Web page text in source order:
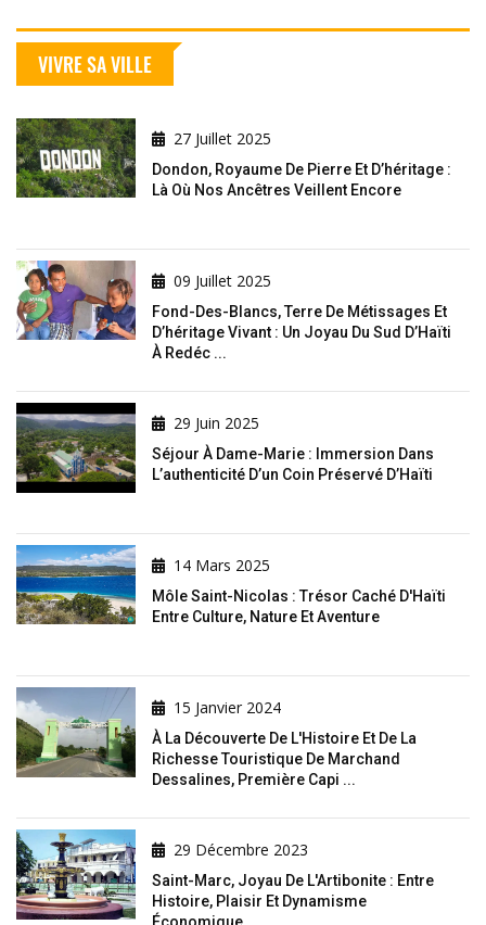
VIVRE SA VILLE
27 Juillet 2025
Dondon, Royaume De Pierre Et D’héritage :
Là Où Nos Ancêtres Veillent Encore
09 Juillet 2025
Fond-Des-Blancs, Terre De Métissages Et
D’héritage Vivant : Un Joyau Du Sud D’Haïti
À Redéc ...
29 Juin 2025
Séjour À Dame-Marie : Immersion Dans
L’authenticité D’un Coin Préservé D’Haïti
14 Mars 2025
Môle Saint-Nicolas : Trésor Caché D'Haïti
Entre Culture, Nature Et Aventure
15 Janvier 2024
À La Découverte De L'Histoire Et De La
Richesse Touristique De Marchand
Dessalines, Première Capi ...
29 Décembre 2023
Saint-Marc, Joyau De L'Artibonite : Entre
Histoire, Plaisir Et Dynamisme